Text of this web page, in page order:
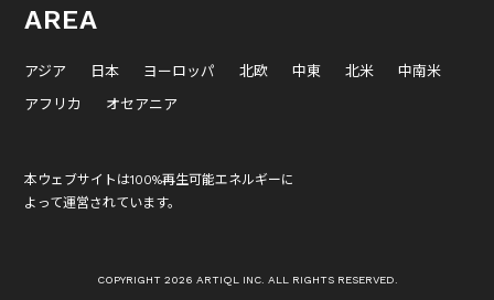
AREA
アジア 日本 ヨーロッパ 北欧 中東 北米
中南米
アフリカ
オセアニア
本ウェブサイトは100%再生可能エネルギーに
よって運営されています。
COPYRIGHT 2026 ARTIQL INC. ALL RIGHTS RESERVED.